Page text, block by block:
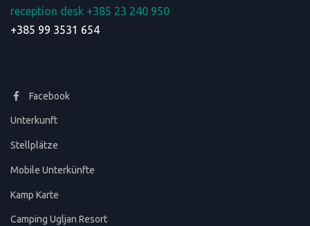
reception desk +385 23 240 950
+385 99 3531 654
Facebook
Unterkunft
Stellplätze
Mobile Unterkünfte
Kamp Karte
Camping Ugljan Resort